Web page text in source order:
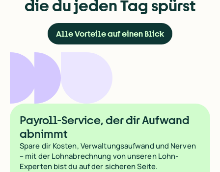
die du jeden Tag spürst
Alle Vorteile auf einen Blick
Payroll-Service, der dir Aufwand
abnimmt
Spare dir Kosten, Verwaltungsaufwand und Nerven
– mit der Lohnabrechnung von unseren Lohn-
Experten bist du auf der sicheren Seite.